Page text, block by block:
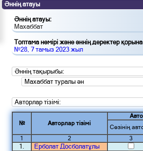
Әннің атауы
Әннің атауы:
Махаббат
Топтама нөмірі және әннің деректер қорына
№28, 7 тамыз 2023 жыл
Әннің тақырыбы:
Махаббат туралы ән
Авторлар тізімі:
№ Авторлар тізімі
Сөзінің
1
2 3
1.
Ерболат Досболатұлы